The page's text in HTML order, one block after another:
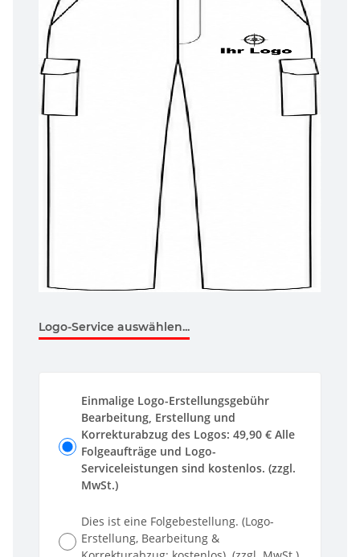
Logo-Service auswählen...
Einmalige Logo-Erstellungsgebühr
Bearbeitung, Erstellung und
Korrekturabzug des Logos: 49,90 € Alle
Folgeaufträge und Logo-
Serviceleistungen sind kostenlos. (zzgl.
MwSt.)
Dies ist eine Folgebestellung. (Logo-
Erstellung, Bearbeitung &